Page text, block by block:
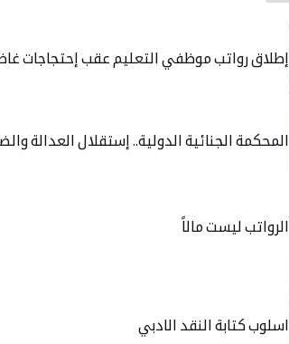
إطلاق رواتب موظفي التعليم عقب إحتجاجات
المحكمة الجنائية الدولية.. إستقلال العدالة
الرواتب ليست مالاً
اسلوب كتابة النقد الادبي